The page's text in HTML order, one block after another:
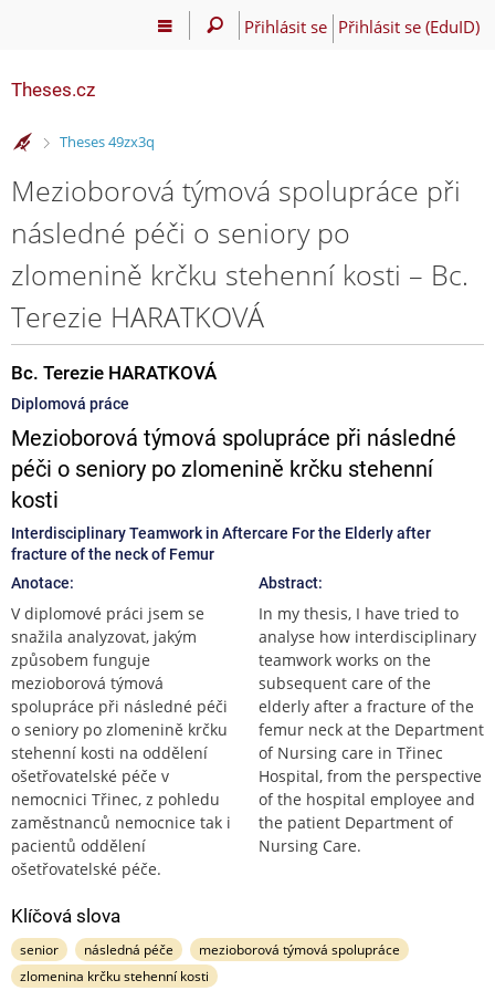
Přihlásit se Přihlásit se (EduID)
Theses.cz
>
Theses 49zx3q
Mezioborová týmová spolupráce při
následné péči o seniory po
zlomenině krčku stehenní kosti – Bc.
Terezie HARATKOVÁ
Bc. Terezie HARATKOVÁ
Diplomová práce
Mezioborová týmová spolupráce při následné
péči o seniory po zlomenině krčku stehenní
kosti
Interdisciplinary Teamwork in Aftercare For the Elderly after
fracture of the neck of Femur
Anotace:
V diplomové práci jsem se
snažila analyzovat, jakým
způsobem funguje
mezioborová týmová
spolupráce při následné péči
o seniory po zlomenině krčku
stehenní kosti na oddělení
ošetřovatelské péče v
nemocnici Třinec, z pohledu
zaměstnanců nemocnice tak i
pacientů oddělení
ošetřovatelské péče.
Abstract:
In my thesis, I have tried to
analyse how interdisciplinary
teamwork works on the
subsequent care of the
elderly after a fracture of the
femur neck at the Department
of Nursing care in Třinec
Hospital, from the perspective
of the hospital employee and
the patient Department of
Nursing Care.
Klíčová slova
senior následná péče
mezioborová týmová spolupráce
zlomenina krčku stehenní kosti